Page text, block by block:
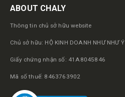
ABOUT CHALY
Thông tin chủ sở hữu website
Chủ sở hữu: HỘ KINH DOANH NHƯ NHƯ Ý
Giấy chứng nhận số: 41A8045846
Mã số thuế: 8463763902